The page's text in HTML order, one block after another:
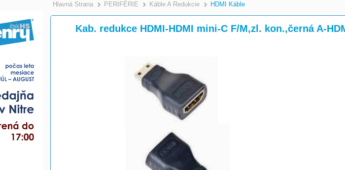
Hlavná Strana >
PERIFÉRIE >
Káble A Redukcie >
HDMI Káble
Kab. redukce HDMI-HDMI mini-C F/M,zl. kon.,černá A-